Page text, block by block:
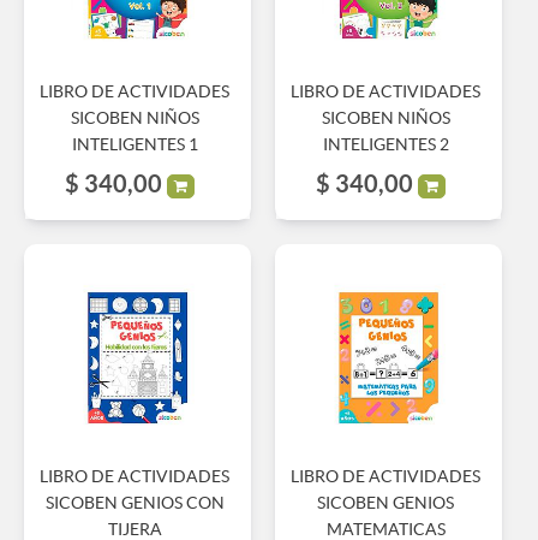
LIBRO DE ACTIVIDADES
SICOBEN NIÑOS
INTELIGENTES 1
$ 340,00
LIBRO DE ACTIVIDADES
SICOBEN NIÑOS
INTELIGENTES 2
$ 340,00
LIBRO DE ACTIVIDADES
SICOBEN GENIOS CON
TIJERA
LIBRO DE ACTIVIDADES
SICOBEN GENIOS
MATEMATICAS